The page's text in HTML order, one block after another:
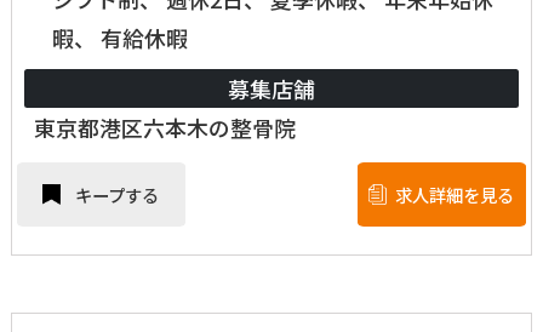
暇、 有給休暇
募集店舗
東京都港区六本木の整骨院
キープする 求人詳細を見る